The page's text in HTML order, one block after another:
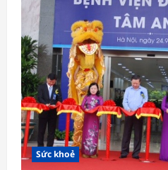
i
o
n
Sức khoẻ